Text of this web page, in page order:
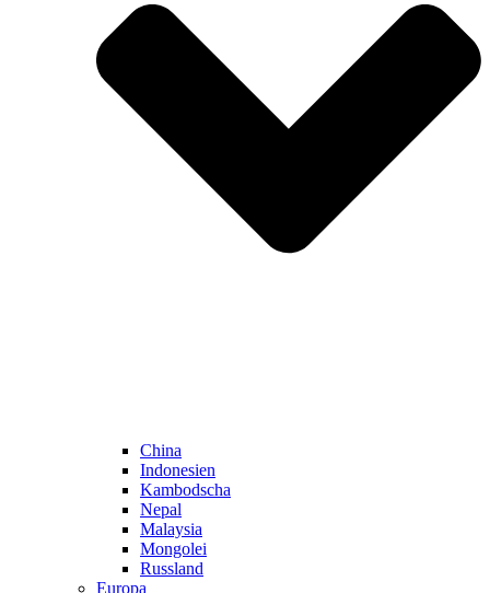
China
Indonesien
Kambodscha
Nepal
Malaysia
Mongolei
Russland
Europa